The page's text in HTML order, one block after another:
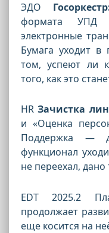
ЭДО
формата УПД
электронные
Бумага уходит
том, успеют ли
того, как это
HR Зачистка
и «Оценка
Поддержка —
функционал
не переехал,
EDT 2025.2
продолжает
еще косится на